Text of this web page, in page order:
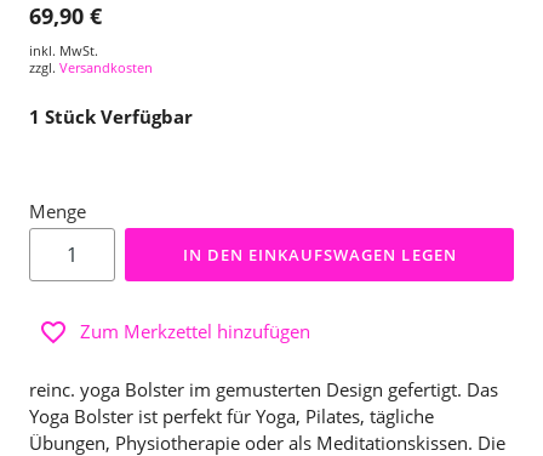
69,90 €
inkl. MwSt.
zzgl. Versandkosten
1 Stück Verfügbar
Menge
IN DEN EINKAUFSWAGEN LEGEN
Zum Merkzettel hinzufügen
reinc. yoga Bolster im gemusterten Design gefertigt. Das
Yoga Bolster ist perfekt für Yoga, Pilates, tägliche
Übungen, Physiotherapie oder als Meditationskissen. Die